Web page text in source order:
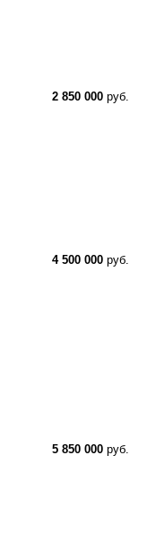
2 850 000 руб.
4 500 000 руб.
5 850 000 руб.